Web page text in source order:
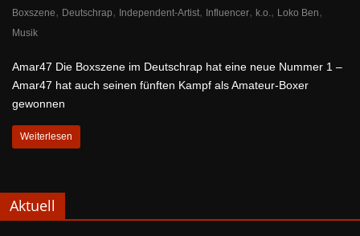
Boxszene, Deutschrap, Independent-Artist, Influencer, k.o., Loko Ben,
Musik
Amar47 Die Boxszene im Deutschrap hat eine neue Nummer 1 –
Amar47 hat auch seinen fünften Kampf als Amateur-Boxer
gewonnen
Weiterlesen
Aktuell